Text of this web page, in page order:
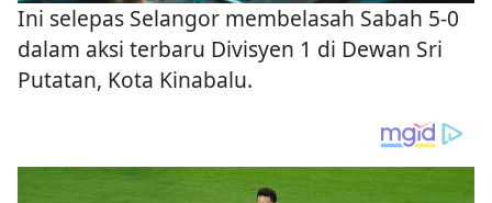
Ini selepas Selangor membelasah Sabah 5-0
dalam aksi terbaru Divisyen 1 di Dewan Sri
Putatan, Kota Kinabalu.